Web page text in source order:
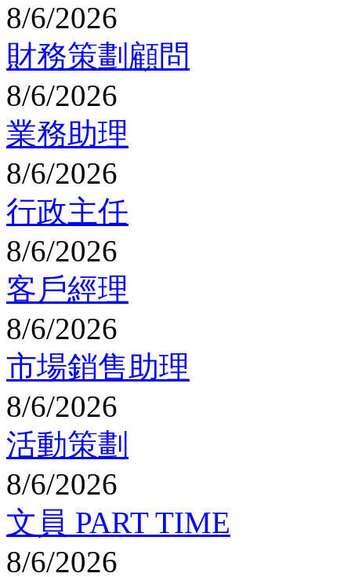
8/6/2026
財務策劃顧問
8/6/2026
業務助理
8/6/2026
行政主任
8/6/2026
客戶經理
8/6/2026
市場銷售助理
8/6/2026
活動策劃
8/6/2026
文員 PART TIME
8/6/2026